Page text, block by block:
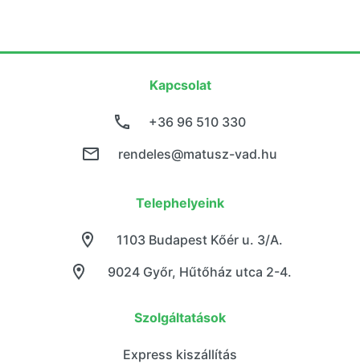
Kapcsolat
+36 96 510 330
rendeles@matusz-vad.hu
Telephelyeink
9024 Győr, Hűtőház utca 2-4.
1103 Budapest Kőér u. 3/A.
Szolgáltatások
Express kiszállítás